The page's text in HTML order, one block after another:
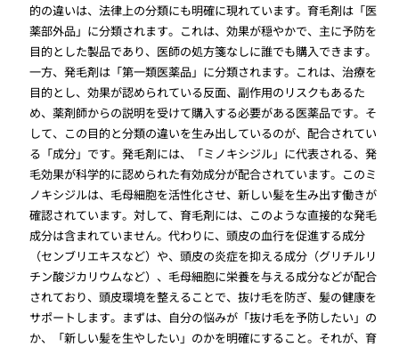
的の違いは、法律上の分類にも明確に現れています。育毛剤は「医
薬部外品」に分類されます。これは、効果が穏やかで、主に予防を
目的とした製品であり、医師の処方箋なしに誰でも購入できます。
一方、発毛剤は「第一類医薬品」に分類されます。これは、治療を
目的とし、効果が認められている反面、副作用のリスクもあるた
め、薬剤師からの説明を受けて購入する必要がある医薬品です。そ
して、この目的と分類の違いを生み出しているのが、配合されてい
る「成分」です。発毛剤には、「ミノキシジル」に代表される、発
毛効果が科学的に認められた有効成分が配合されています。このミ
ノキシジルは、毛母細胞を活性化させ、新しい髪を生み出す働きが
確認されています。対して、育毛剤には、このような直接的な発毛
成分は含まれていません。代わりに、頭皮の血行を促進する成分
（センブリエキスなど）や、頭皮の炎症を抑える成分（グリチルリ
チン酸ジカリウムなど）、毛母細胞に栄養を与える成分などが配合
されており、頭皮環境を整えることで、抜け毛を防ぎ、髪の健康を
サポートします。まずは、自分の悩みが「抜け毛を予防したい」の
か、「新しい髪を生やしたい」のかを明確にすること。それが、育